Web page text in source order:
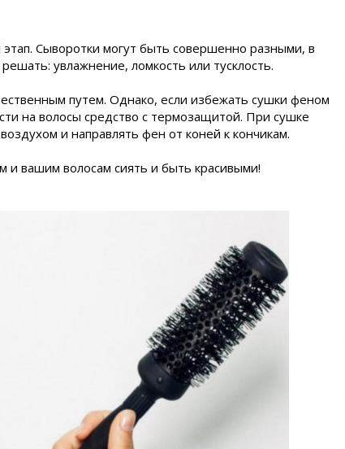
Сыворотки могут быть совершенно разными, в
увлажнение, ломкость или тусклость.
путем. Однако, если избежать сушки феном
на волосы средство с термозащитой. При сушке
и направлять фен от коней к кончикам.
и вашим волосам сиять и быть красивыми!